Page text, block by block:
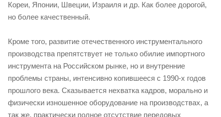
Кореи, Японии, Швеции, Израиля и др. Как более дорогой,
но более качественный.
Кроме того, развитие отечественного инструментального
производства препятствует не только обилие импортного
инструмента на Российском рынке, но и внутренние
проблемы страны, интенсивно копившееся с 1990-х годов
прошлого века. Сказывается нехватка кадров, морально и
физически изношенное оборудование на производствах, а
так же, практически полное отсутствие передовых